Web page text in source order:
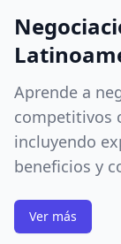
Aprende a
competitivos
incluyendo
beneficios y
Ver más